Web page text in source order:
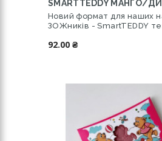
SMARTTEDDY МАНГО/
Новий формат для наших
ЗОЖників - SmartTEDDY
92.00 ₴